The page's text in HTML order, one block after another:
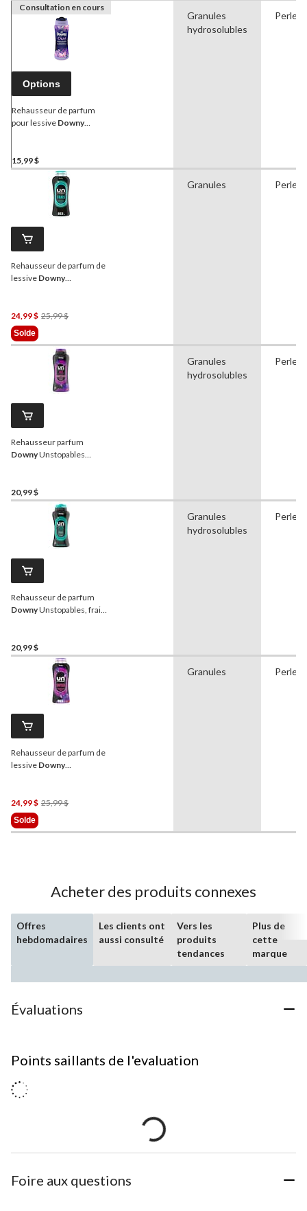
Consultation en cours
Options
Rehausseur de parfum
pour lessive Downy
15,99 $
Granules
hydrosolubles
Perles
Rehausseur de parfum de
lessive Downy
24,99 $ 25,99 $Prix
25,99 $
Solde
Granules Perles
Rehausseur parfum
DownyUnstopables
20,99 $
Granules
hydrosolubles
Perles
Rehausseur de parfum
DownyUnstopables, frais,
20,99 $
Granules
hydrosolubles
Perles
Rehausseur de parfum de
lessive Downy
24,99 $ 25,99 $Prix
25,99 $
Solde
Granules Perles
Acheter des produits connexes
Offres
hebdomadaires
Les clients ont
aussi consulté
Vers les
produits
tendances
Plus de
cette
marque
Évaluations
Points saillants de l'evaluation
Foire aux questions